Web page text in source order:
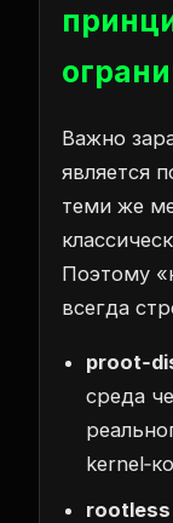
Важно
является
теми же
Поэтому
всегда
среда